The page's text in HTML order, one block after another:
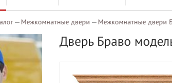
Межкомнатные двери Межкомнатные двери
Дверь Браво